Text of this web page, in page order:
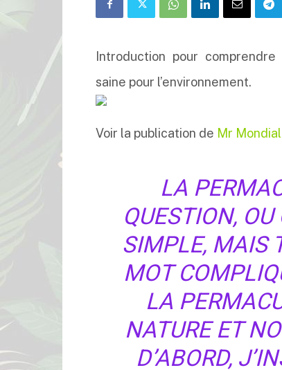
Introduction pour
saine pour l’environnement.
Voir la publication de Mr
LA
QUESTION,
SIMPLE, MAIS
MOT
LA
NATURE ET
D’ABORD,